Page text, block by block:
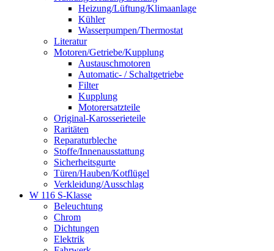
Heizung/Lüftung/Klimaanlage
Kühler
Wasserpumpen/Thermostat
Literatur
Motoren/Getriebe/Kupplung
Austauschmotoren
Automatic- / Schaltgetriebe
Filter
Kupplung
Motorersatzteile
Original-Karosserieteile
Raritäten
Reparaturbleche
Stoffe/Innenausstattung
Sicherheitsgurte
Türen/Hauben/Kotflügel
Verkleidung/Ausschlag
W 116 S-Klasse
Beleuchtung
Chrom
Dichtungen
Elektrik